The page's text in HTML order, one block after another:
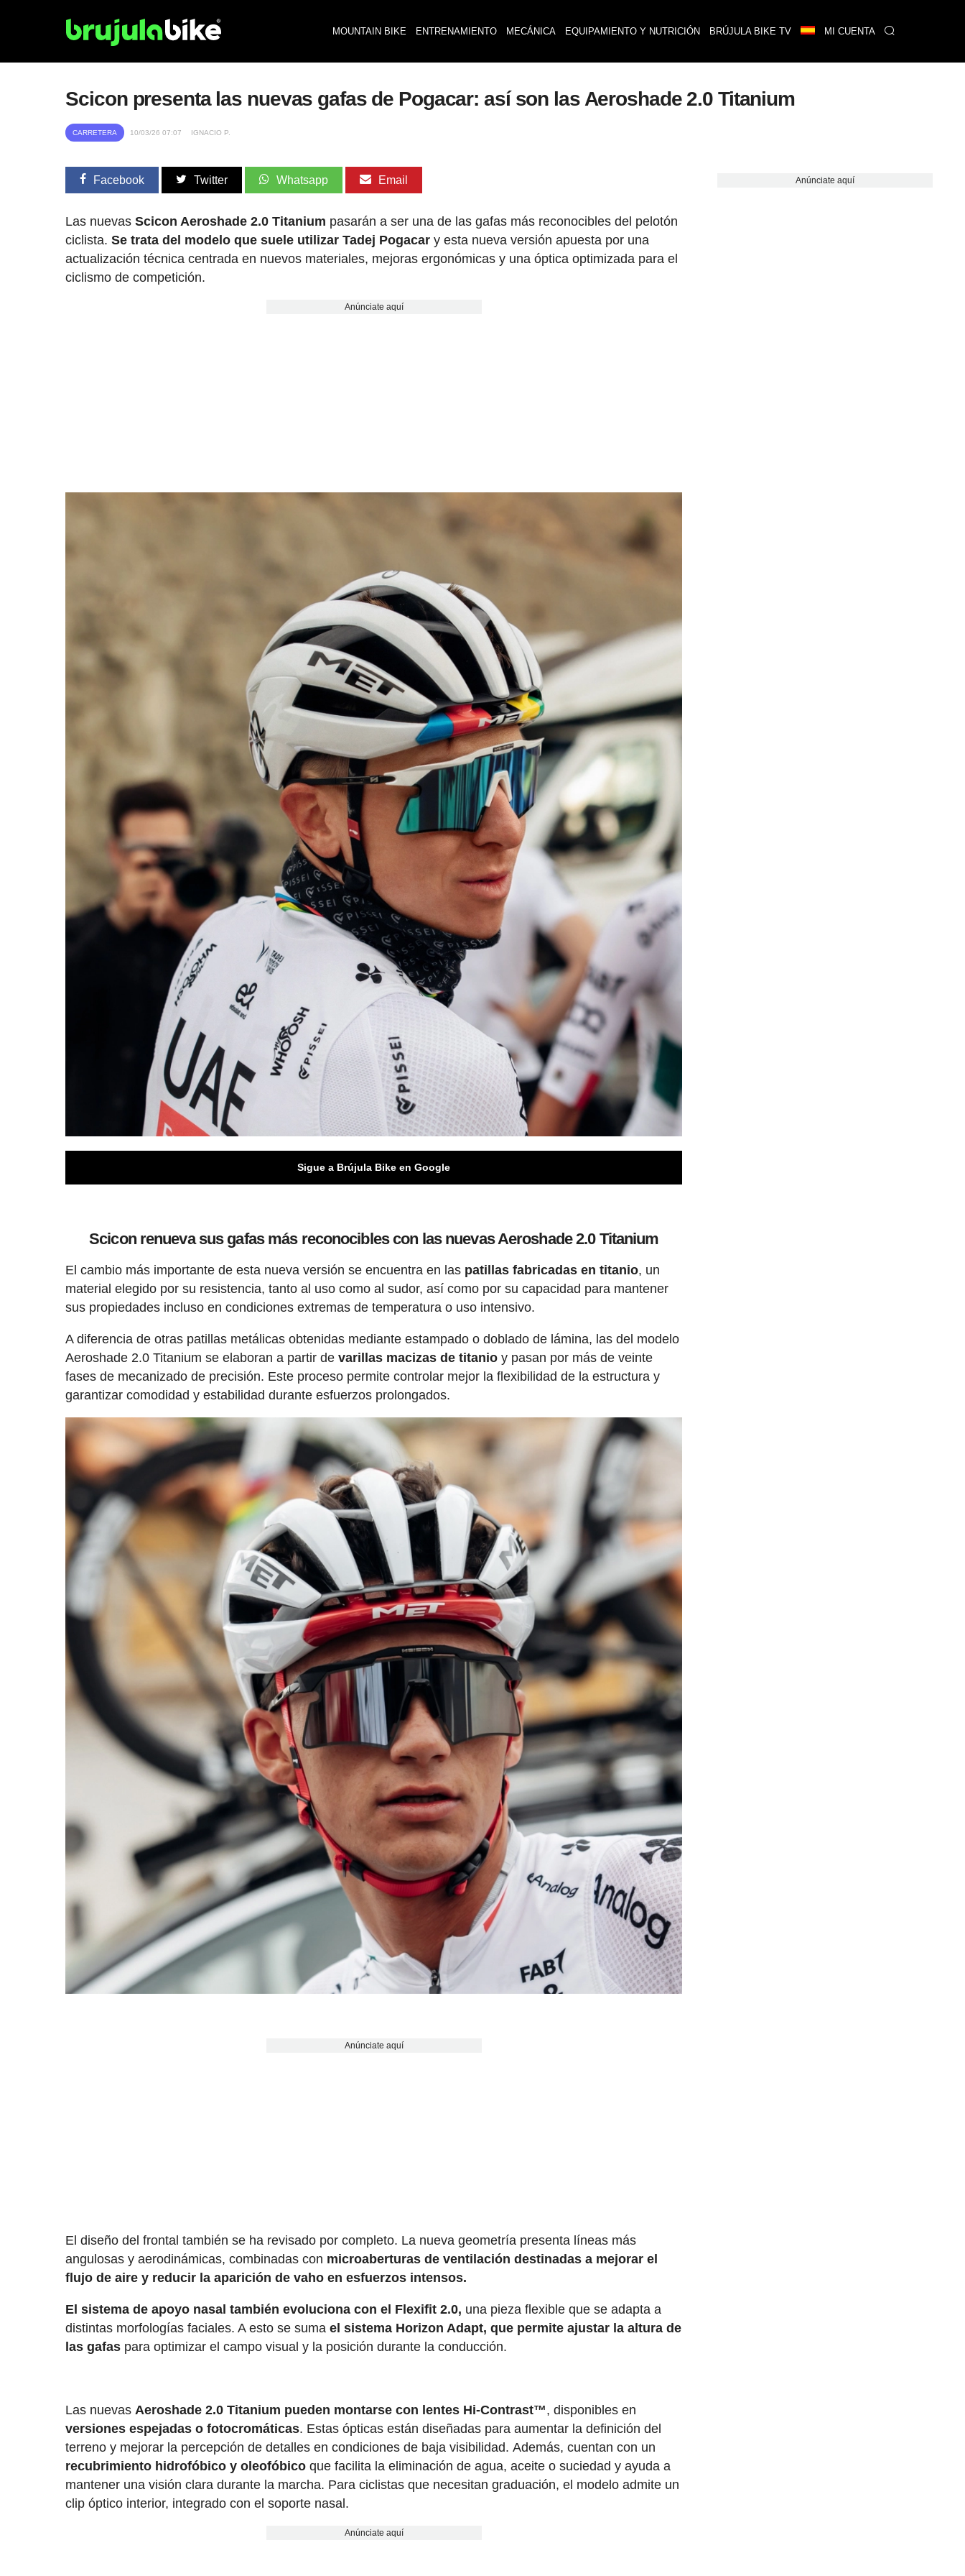
MOUNTAIN BIKE ENTRENAMIENTO MECÁNICA EQUIPAMIENTO Y NUTRICIÓN BRÚJULA BIKE TV MI CUENTA
Scicon presenta las nuevas gafas de Pogacar: así son las Aeroshade 2.0 Titanium
CARRETERA 10/03/26 07:07 IGNACIO P.
Facebook Twitter Whatsapp Email
Las nuevasScicon Aeroshade 2.0 Titanium pasarán a ser una de las gafas más reconocibles del pelotón
ciclista.Se trata del modelo que suele utilizar Tadej Pogacar y esta nueva versión apuesta por una
actualización técnica centrada en nuevos materiales, mejoras ergonómicas y una óptica optimizada para el
ciclismo de competición.
Anúnciate aquí
Sigue a Brújula Bike en Google
Scicon renueva sus gafas más reconocibles con las nuevas Aeroshade 2.0 Titanium
El cambio más importante de esta nueva versión se encuentra en las patillas fabricadas en titanio, un
material elegido por su resistencia, tanto al uso como al sudor, así como por su capacidad para mantener
sus propiedades incluso en condiciones extremas de temperatura o uso intensivo.
A diferencia de otras patillas metálicas obtenidas mediante estampado o doblado de lámina, las del modelo
Aeroshade 2.0 Titanium se elaboran a partir devarillas macizas de titanio y pasan por más de veinte
fases de mecanizado de precisión. Este proceso permite controlar mejor la flexibilidad de la estructura y
garantizar comodidad y estabilidad durante esfuerzos prolongados.
Anúnciate aquí
El diseño del frontal también se ha revisado por completo. La nueva geometría presenta líneas más
angulosas y aerodinámicas, combinadas con microaberturas de ventilación destinadas a mejorar el
flujo de aire y reducir la aparición de vaho en esfuerzos intensos.
El sistema de apoyo nasal también evoluciona con el Flexifit 2.0, una pieza flexible que se adapta a
distintas morfologías faciales. A esto se sumael sistema Horizon Adapt, que permite ajustar la altura de
las gafas para optimizar el campo visual y la posición durante la conducción.
Las nuevas Aeroshade 2.0 Titanium pueden montarse con lentes Hi-Contrast™, disponibles en
versiones espejadas o fotocromáticas. Estas ópticas están diseñadas para aumentar la definición del
terreno y mejorar la percepción de detalles en condiciones de baja visibilidad. Además, cuentan con un
recubrimiento hidrofóbico y oleofóbico que facilita la eliminación de agua, aceite o suciedad y ayuda a
mantener una visión clara durante la marcha. Para ciclistas que necesitan graduación, el modelo admite un
clip óptico interior, integrado con el soporte nasal.
Anúnciate aquí
Anúnciate aquí